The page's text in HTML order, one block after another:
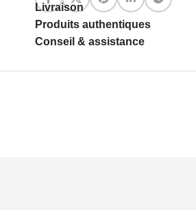
Livraison
Produits authentiques
Conseil & assistance